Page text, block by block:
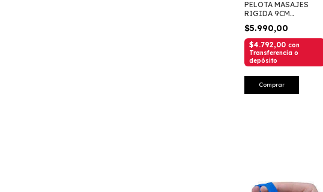
PELOTA MASAJES
RIGIDA 9CM
POWERTECH
$5.990,00
$4.792,00 con
Transferencia o
depósito
Comprar